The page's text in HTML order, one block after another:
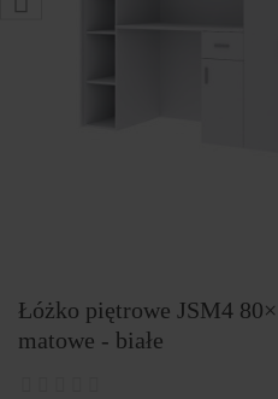
Łóżko piętrowe JSM4
matowe - białe